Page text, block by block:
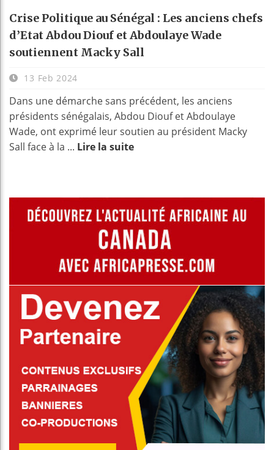
Crise Politique au Sénégal : Les anciens chefs
d’Etat Abdou Diouf et Abdoulaye Wade
soutiennent Macky Sall
13 Feb 2024
Dans une démarche sans précédent, les anciens
présidents sénégalais, Abdou Diouf et Abdoulaye
Wade, ont exprimé leur soutien au président Macky
Sall face à la ... Lire la suite